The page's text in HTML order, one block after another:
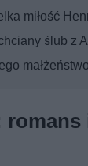
miłość
ślub z
małżeństwo